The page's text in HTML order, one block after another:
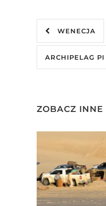
WENECJA
ARCHIPELAG
ZOBACZ INNE